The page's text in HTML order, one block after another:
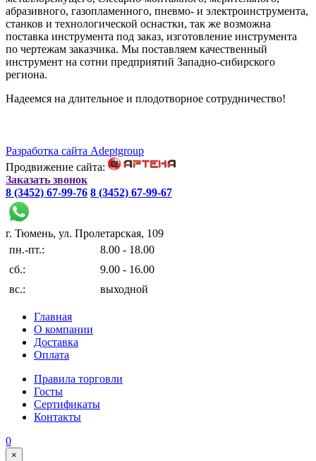
абразивного, газопламенного, пневмо- и электроинструмента,
станков и технологической оснастки, так же возможна
поставка инструмента под заказ, изготовление инструмента
по чертежам заказчика. Мы поставляем качественный
инструмент на сотни предприятий Западно-сибирского
региона.
Надеемся на длительное и плодотворное сотрудничество!
Разработка сайта Adeptgroup
Продвижение сайта:
Заказать звонок
8 (3452) 67-99-76 8 (3452) 67-99-67
г. Тюмень, ул. Пролетарская, 109
пн.-пт.:
8.00 - 18.00
сб.:
9.00 - 16.00
вс.:
выходной
Главная
О компании
Доставка
Оплата
Правила торговли
Госты
Сертификаты
Контакты
0
×